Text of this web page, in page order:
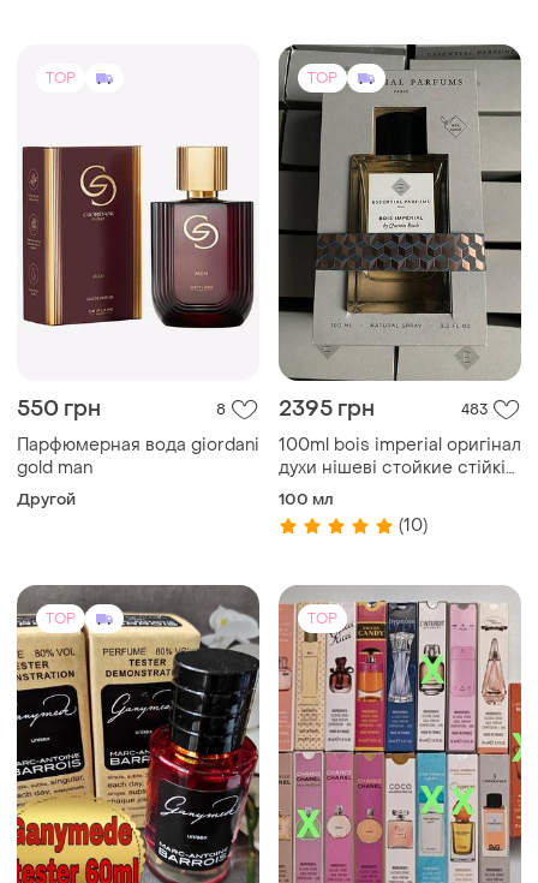
TOP
550 грн 8
Парфюмерная вода giordani
gold man
Другой
TOP
2395 грн 483
100ml bois imperial оригінал
духи нішеві стойкие стійкі
женские мужские essential
parfums
100 мл
(10)
TOP TOP